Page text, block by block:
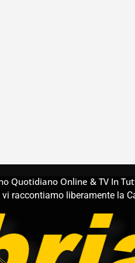
Quotidiano Online & TV In
vi raccontiamo liberamente la